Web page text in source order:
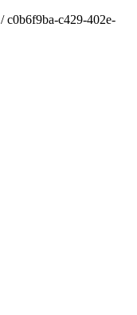
/ c0b6f9ba-c429-402e-